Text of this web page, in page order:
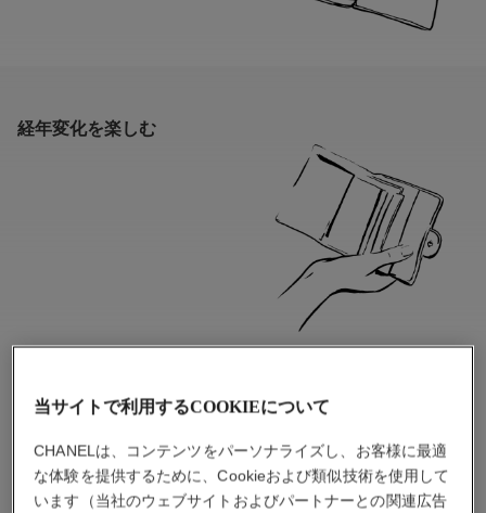
経年変化を楽しむ
ラムスキン 装飾を施した製品
当サイトで利用するCOOKIEについて
CHANELは、コンテンツをパーソナライズし、お客様に最適
な体験を提供するために、Cookieおよび類似技術を使用して
います（当社のウェブサイトおよびパートナーとの関連広告